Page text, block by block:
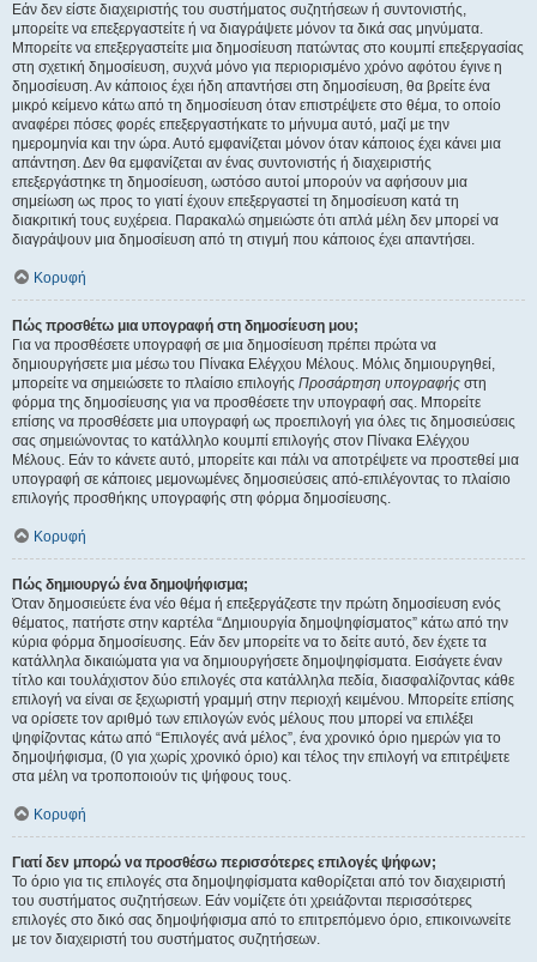
Εάν δεν είστε διαχειριστής του συστήματος συζητήσεων ή συντονιστής,
μπορείτε να επεξεργαστείτε ή να διαγράψετε μόνον τα δικά σας μηνύματα.
Μπορείτε να επεξεργαστείτε μια δημοσίευση πατώντας στο κουμπί επεξεργασίας
στη σχετική δημοσίευση, συχνά μόνο για περιορισμένο χρόνο αφότου έγινε η
δημοσίευση. Αν κάποιος έχει ήδη απαντήσει στη δημοσίευση, θα βρείτε ένα
μικρό κείμενο κάτω από τη δημοσίευση όταν επιστρέψετε στο θέμα, το οποίο
αναφέρει πόσες φορές επεξεργαστήκατε το μήνυμα αυτό, μαζί με την
ημερομηνία και την ώρα. Αυτό εμφανίζεται μόνον όταν κάποιος έχει κάνει μια
απάντηση. Δεν θα εμφανίζεται αν ένας συντονιστής ή διαχειριστής
επεξεργάστηκε τη δημοσίευση, ωστόσο αυτοί μπορούν να αφήσουν μια
σημείωση ως προς το γιατί έχουν επεξεργαστεί τη δημοσίευση κατά τη
διακριτική τους ευχέρεια. Παρακαλώ σημειώστε ότι απλά μέλη δεν μπορεί να
διαγράψουν μια δημοσίευση από τη στιγμή που κάποιος έχει απαντήσει.
Κορυφή
Πώς προσθέτω μια υπογραφή στη δημοσίευση μου;
Για να προσθέσετε υπογραφή σε μια δημοσίευση πρέπει πρώτα να
δημιουργήσετε μια μέσω του Πίνακα Ελέγχου Μέλους. Μόλις δημιουργηθεί,
μπορείτε να σημειώσετε το πλαίσιο επιλογής Προσάρτηση υπογραφής στη
φόρμα της δημοσίευσης για να προσθέσετε την υπογραφή σας. Μπορείτε
επίσης να προσθέσετε μια υπογραφή ως προεπιλογή για όλες τις δημοσιεύσεις
σας σημειώνοντας το κατάλληλο κουμπί επιλογής στον Πίνακα Ελέγχου
Μέλους. Εάν το κάνετε αυτό, μπορείτε και πάλι να αποτρέψετε να προστεθεί μια
υπογραφή σε κάποιες μεμονωμένες δημοσιεύσεις από-επιλέγοντας το πλαίσιο
επιλογής προσθήκης υπογραφής στη φόρμα δημοσίευσης.
Κορυφή
Πώς δημιουργώ ένα δημοψήφισμα;
Όταν δημοσιεύετε ένα νέο θέμα ή επεξεργάζεστε την πρώτη δημοσίευση ενός
θέματος, πατήστε στην καρτέλα “Δημιουργία δημοψηφίσματος” κάτω από την
κύρια φόρμα δημοσίευσης. Εάν δεν μπορείτε να το δείτε αυτό, δεν έχετε τα
κατάλληλα δικαιώματα για να δημιουργήσετε δημοψηφίσματα. Εισάγετε έναν
τίτλο και τουλάχιστον δύο επιλογές στα κατάλληλα πεδία, διασφαλίζοντας κάθε
επιλογή να είναι σε ξεχωριστή γραμμή στην περιοχή κειμένου. Μπορείτε επίσης
να ορίσετε τον αριθμό των επιλογών ενός μέλους που μπορεί να επιλέξει
ψηφίζοντας κάτω από “Επιλογές ανά μέλος”, ένα χρονικό όριο ημερών για το
δημοψήφισμα, (0 για χωρίς χρονικό όριο) και τέλος την επιλογή να επιτρέψετε
στα μέλη να τροποποιούν τις ψήφους τους.
Κορυφή
Γιατί δεν μπορώ να προσθέσω περισσότερες επιλογές ψήφων;
Το όριο για τις επιλογές στα δημοψηφίσματα καθορίζεται από τον διαχειριστή
του συστήματος συζητήσεων. Εάν νομίζετε ότι χρειάζονται περισσότερες
επιλογές στο δικό σας δημοψήφισμα από το επιτρεπόμενο όριο, επικοινωνείτε
με τον διαχειριστή του συστήματος συζητήσεων.